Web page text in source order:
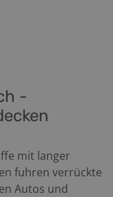
-
mit langer
fuhren verrückte
Autos und